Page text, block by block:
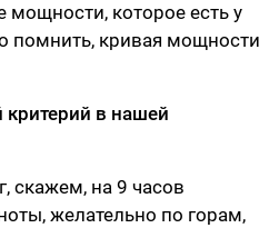
мощности, которое есть у
помнить, кривая мощности
критерий в нашей
скажем, на 9 часов
желательно по горам,